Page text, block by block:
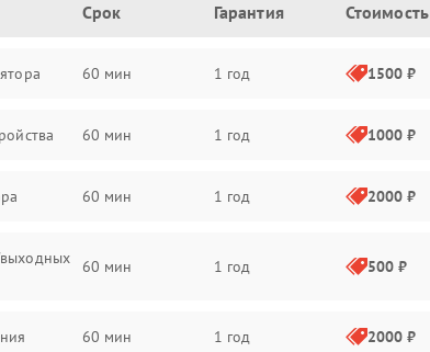
Срок Гарантия Стоимость
60 мин 1 год 1500 ₽
60 мин 1 год 1000 ₽
60 мин 1 год 2000 ₽
60 мин 1 год 500 ₽
60 мин 1 год 2000 ₽